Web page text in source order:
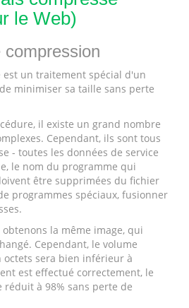
le Web)
un traitement spécial d'un
minimiser sa taille sans perte
il existe un grand nombre
Cependant, ils sont tous
- toutes les données de service
le nom du programme qui
être supprimées du fichier
programmes spéciaux, fusionner
la même image, qui
Cependant, le volume
octets sera bien inférieur à
est effectué correctement, le
à 98% sans perte de